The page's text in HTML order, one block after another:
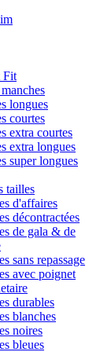
Fit
longues
courtes
extra courtes
extra longues
super longues
tailles
d'affaires
décontractées
de gala & de
sans repassage
avec poignet
durables
blanches
noires
bleues